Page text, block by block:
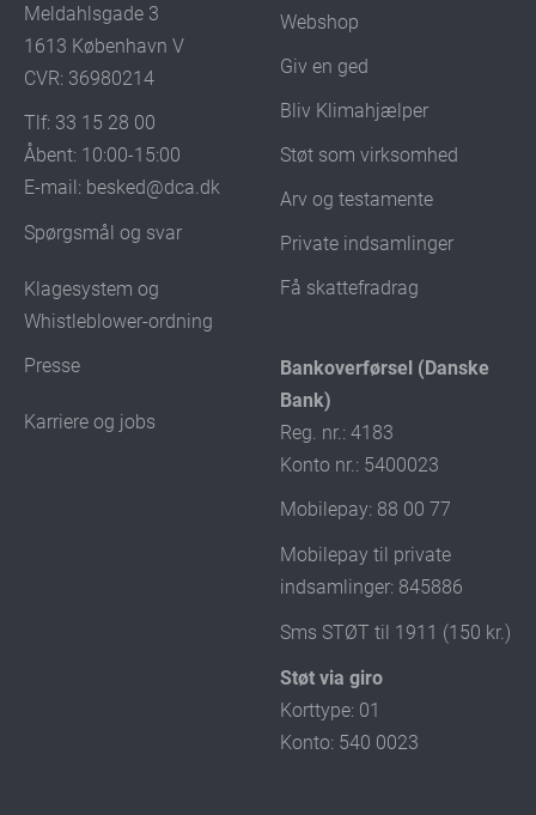
Meldahlsgade 3
1613 København V
CVR: 36980214
Tlf: 33 15 28 00
Åbent: 10:00-15:00
E-mail: besked@dca.dk
Spørgsmål og svar
Klagesystem og
Whistleblower-ordning
Presse
Karriere og jobs
Webshop
Giv en ged
Bliv Klimahjælper
Støt som virksomhed
Arv og testamente
Private indsamlinger
Få skattefradrag
Bankoverførsel (Danske
Bank)
Reg. nr.: 4183
Konto nr.: 5400023
Mobilepay: 88 00 77
Mobilepay til private
indsamlinger: 845886
Sms STØT til 1911 (150 kr.)
Støt via giro
Korttype: 01
Konto: 540 0023